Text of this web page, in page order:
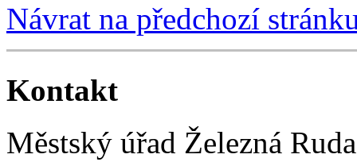
Návrat na předchozí
Kontakt
Městský úřad Železná Ruda